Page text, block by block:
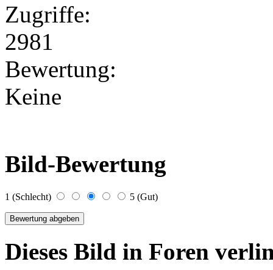
Zugriffe:
2981
Bewertung:
Keine
Bild-Bewertung
1 (Schlecht) 5 (Gut)
Dieses Bild in Foren